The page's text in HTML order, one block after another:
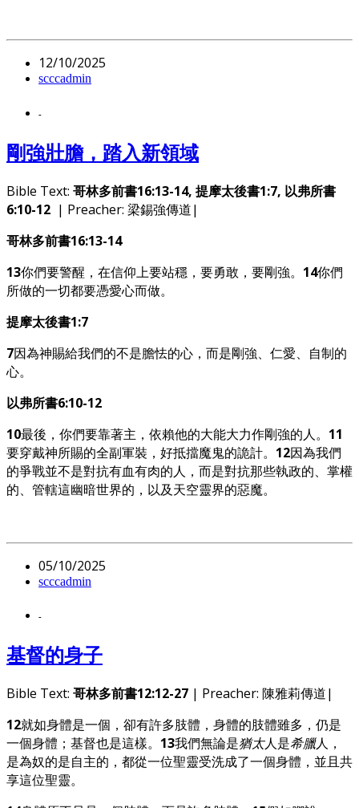
12/10/2025
scccadmin
-
剛強壯膽，踏入新領域
Bible Text: 哥林多前書16:13-14, 提摩太後書1:7, 以弗所書
6:10-12 | Preacher: 梁錫強傳道|
哥林多前書16:13-14
13你們要警醒，在信仰上要站穩，要勇敢，要剛強。 14你們
所做的一切都要憑愛心而做。
提摩太後書1:7
7因為神賜給我們的不是膽怯的心，而是剛強、仁愛、自制的
心。
以弗所書6:10-12
10最後，你們要靠著主，依賴他的大能大力作剛強的人。 11
要穿戴神所賜的全副軍裝，好抵擋魔鬼的詭計。 12因為我們
的爭戰並不是對抗有血有肉的人，而是對抗那些執政的、掌權
的、管轄這幽暗世界的，以及天空靈界的惡魔。
05/10/2025
scccadmin
-
基督的身子
Bible Text: 哥林多前書12:12-27 | Preacher: 陳雅莉傳道|
12就如身體是一個，卻有許多肢體，身體的肢體雖多，仍是
一個身體；基督也是這樣。 13我們無論是猶太人是希臘人，
是為奴的是自主的，都從一位聖靈受洗成了一個身體，並且共
享這位聖靈。